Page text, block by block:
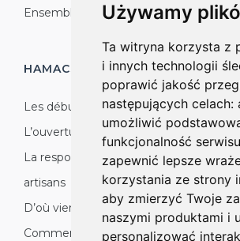
Używamy
Ta witryna korzysta z
i innych technologii
poprawić jakość
następujących celach:
umożliwić
funkcjonalność serwisu
zapewnić lepsze
korzystania ze strony
aby zmierzyć Twoje
naszymi produktami i
personalizować
Ensembles de jardin KOALA
HAMACS KOALAPRODUCTION
Les débuts
L’ouverture sur le monde
La responsabilité sociale : nature,
artisans
D’où vient le produit
Comment nous organisons la